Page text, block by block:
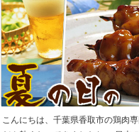
こんにちは、千葉県香取市の鶏肉